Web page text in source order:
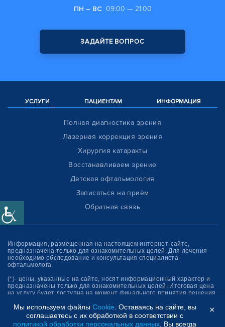
ПН – ВС 09:00 — 21:00
ЗАДАЙТЕ ВОПРОС
УСЛУГИ ПАЦИЕНТАМ ИНФОРМАЦИЯ
Полная диагностика зрения
Лазерная коррекция зрения
Хирургия катаракты
Восстанавливаем зрение
Детская офтальмология
Записаться на приём
Обратная связь
Клиника “СФЕРА”
Информация, размещенная на настоящем интернет-сайте,
предназначена только для ознакомитель­ных целей. Для лечения
необходимо обследование и консультация специалиста-
офтальмолога.
(*)- цены, указанные на сайте, носят информационный характер и
предназначены только для ознакомительных целей. Итоговая цена
на услугу будет доступна на момент финального принятия решения
Мы используем файлы Cookie . Оставаясь на сайте, вы
соглашаетесь с их обработкой в соответствии с
политикой обработки персональных данных . Вы всегда
×